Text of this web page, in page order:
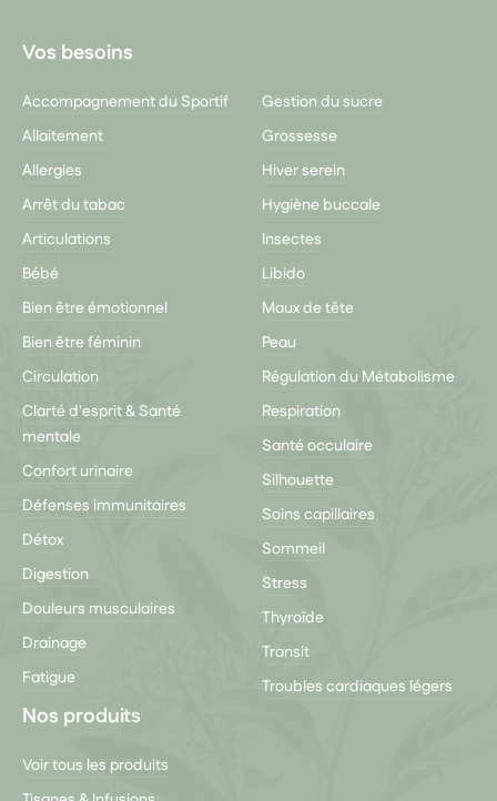
Vos besoins
Accompagnement du Sportif
Allaitement
Allergies
Arrêt du tabac
Articulations
Bébé
Bien être émotionnel
Bien être féminin
Circulation
Clarté d'esprit & Santé
mentale
Confort urinaire
Défenses immunitaires
Détox
Digestion
Douleurs musculaires
Drainage
Fatigue
Gestion du sucre
Grossesse
Hiver serein
Hygiène buccale
Insectes
Libido
Maux de tête
Peau
Régulation du Métabolisme
Respiration
Santé occulaire
Silhouette
Soins capillaires
Sommeil
Stress
Thyroïde
Transit
Troubles cardiaques légers
Nos produits
Voir tous les produits